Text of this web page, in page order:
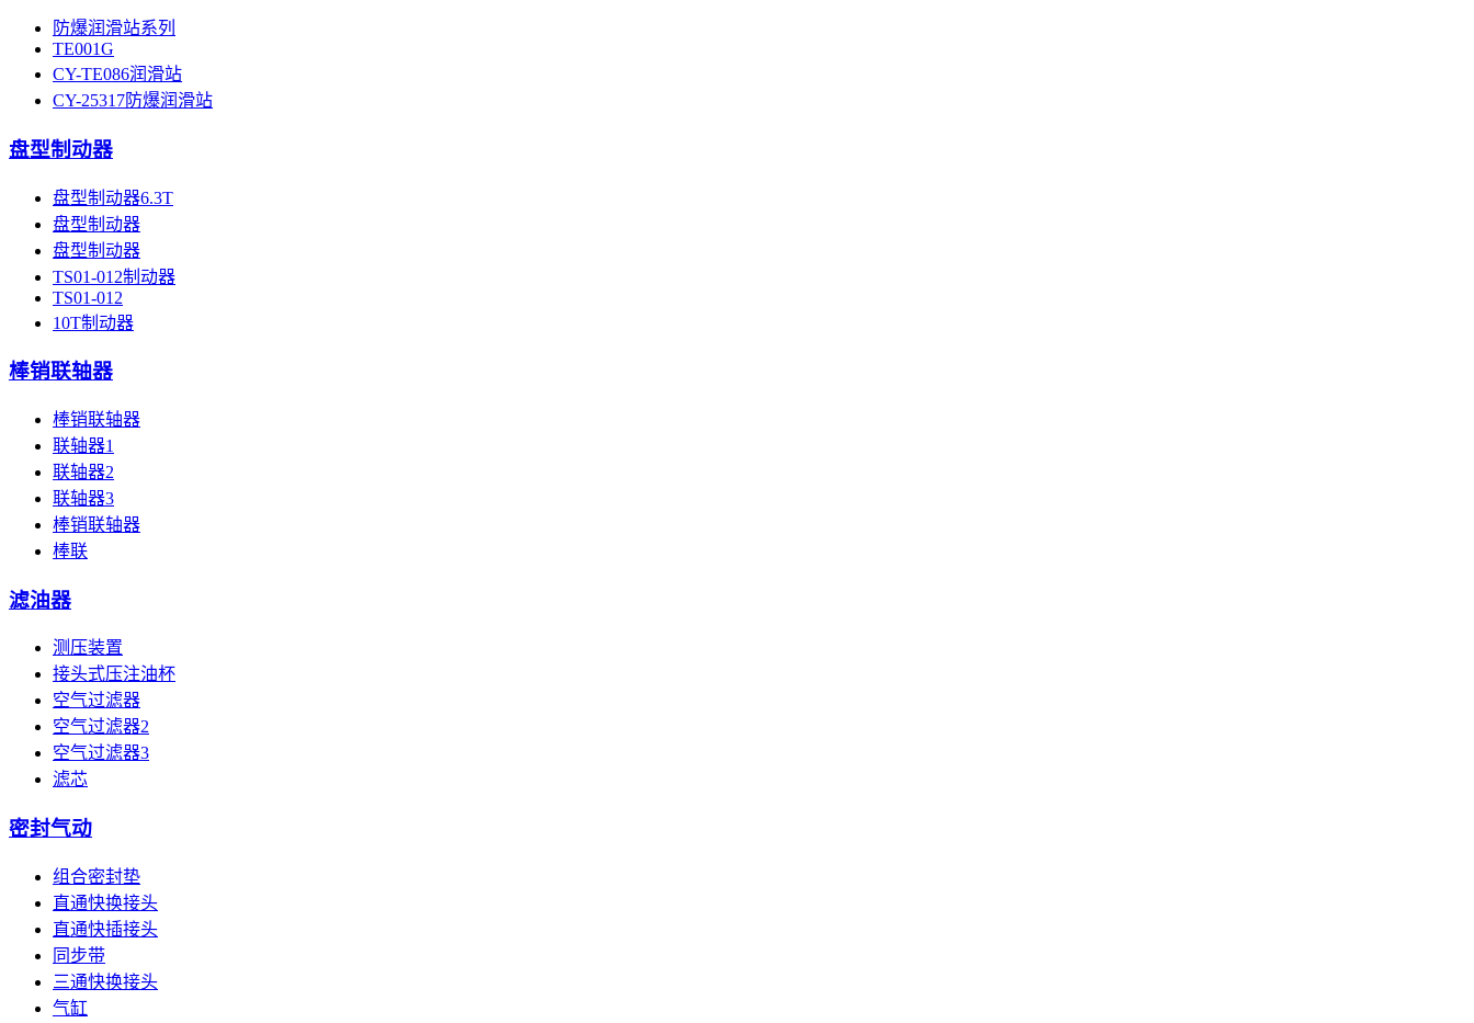
防爆润滑站系列
TE001G
CY-TE086润滑站
CY-25317防爆润滑站
盘型制动器
盘型制动器6.3T
盘型制动器
盘型制动器
TS01-012制动器
TS01-012
10T制动器
棒销联轴器
棒销联轴器
联轴器1
联轴器2
联轴器3
棒销联轴器
棒联
滤油器
测压装置
接头式压注油杯
空气过滤器
空气过滤器2
空气过滤器3
滤芯
密封气动
组合密封垫
直通快换接头
直通快插接头
同步带
三通快换接头
气缸